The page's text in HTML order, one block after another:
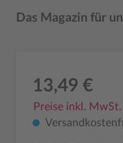
Das Magazin für
13,49 €
Preise inkl.